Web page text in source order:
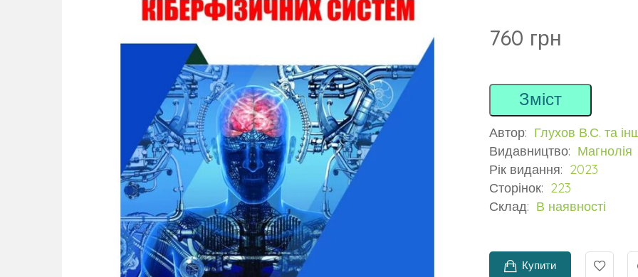
760 грн
Зміст
Автор: Глухов В.С. та
Видавництво: Магнолія
Рік видання: 2023
Сторінок: 223
Склад: В наявності
Купити